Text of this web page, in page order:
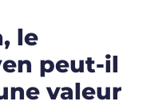
le
peut-il
valeur